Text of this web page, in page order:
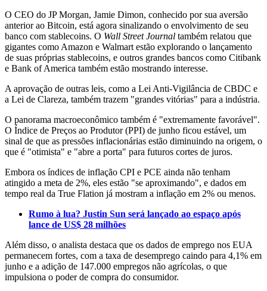
O CEO do JP Morgan, Jamie Dimon, conhecido por sua aversão
anterior ao Bitcoin, está agora sinalizando o envolvimento de seu
banco com stablecoins. O Wall Street Journal também relatou que
gigantes como Amazon e Walmart estão explorando o lançamento
de suas próprias stablecoins, e outros grandes bancos como Citibank
e Bank of America também estão mostrando interesse.
A aprovação de outras leis, como a Lei Anti-Vigilância de CBDC e
a Lei de Clareza, também trazem "grandes vitórias" para a indústria.
O panorama macroeconômico também é "extremamente favorável".
O Índice de Preços ao Produtor (PPI) de junho ficou estável, um
sinal de que as pressões inflacionárias estão diminuindo na origem, o
que é "otimista" e "abre a porta" para futuros cortes de juros.
Embora os índices de inflação CPI e PCE ainda não tenham
atingido a meta de 2%, eles estão "se aproximando", e dados em
tempo real da True Flation já mostram a inflação em 2% ou menos.
Rumo à lua? Justin Sun será lançado ao espaço após
lance de US$ 28 milhões
Além disso, o analista destaca que os dados de emprego nos EUA
permanecem fortes, com a taxa de desemprego caindo para 4,1% em
junho e a adição de 147.000 empregos não agrícolas, o que
impulsiona o poder de compra do consumidor.